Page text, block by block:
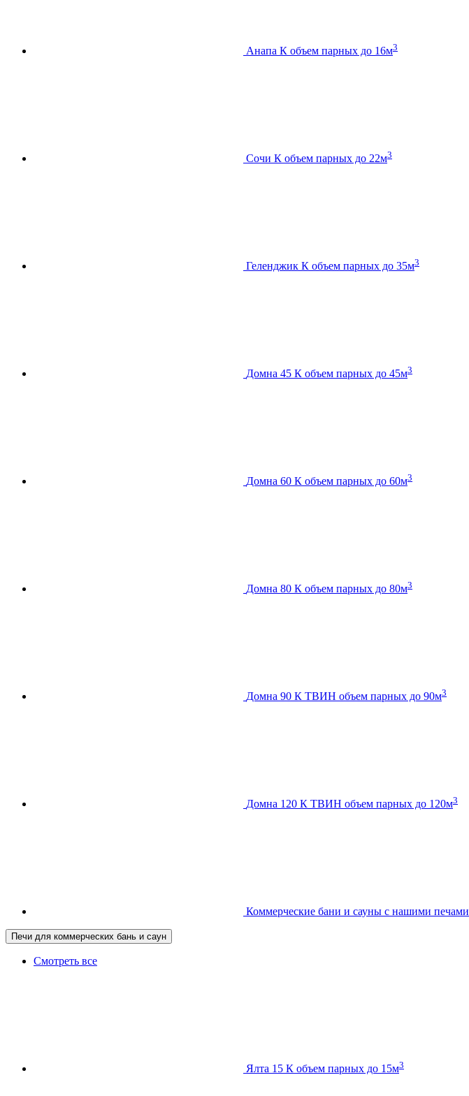
Анапа К объем парных до 16м3
Сочи К объем парных до 22м3
Геленджик К объем парных до 35м3
Домна 45 К объем парных до 45м3
Домна 60 К объем парных до 60м3
Домна 80 К объем парных до 80м3
Домна 90 К ТВИН объем парных до 90м3
Домна 120 К ТВИН объем парных до 120м3
Коммерческие бани и сауны с нашими печами
Печи для коммерческих бань и саун
Смотреть все
Ялта 15 К объем парных до 15м3